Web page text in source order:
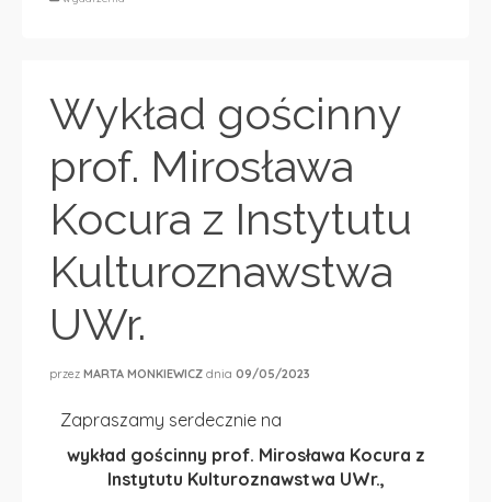
Wykład gościnny
prof. Mirosława
Kocura z Instytutu
Kulturoznawstwa
UWr.
przez MARTA MONKIEWICZ dnia 09/05/2023
Zapraszamy serdecznie na
wykład gościnny prof. Mirosława Kocura z
Instytutu Kulturoznawstwa UWr.,